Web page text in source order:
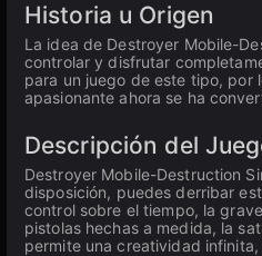
Historia u Origen
La idea de Destroyer Mobile-
controlar y disfrutar
para un juego de este tipo, por
apasionante ahora se ha
Descripción del
Destroyer Mobile-Destruction
disposición, puedes derribar
control sobre el tiempo, la
pistolas hechas a medida, la
permite una creatividad